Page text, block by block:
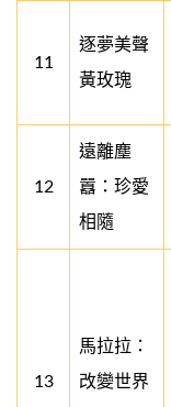
11
逐夢美聲
黃玫瑰
12
遠離塵
囂：珍愛
相隨
13
馬拉拉：
改變世界